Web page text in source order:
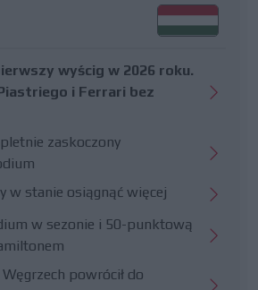
wyścig w 2026 roku.
i Ferrari bez
zaskoczony
w stanie osiągnąć więcej
w sezonie i 50-punktową
powrócił do